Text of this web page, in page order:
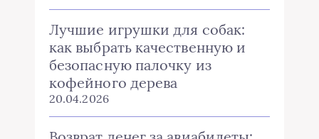
Лучшие игрушки для собак:
как выбрать качественную и
безопасную палочку из
кофейного дерева
20.04.2026